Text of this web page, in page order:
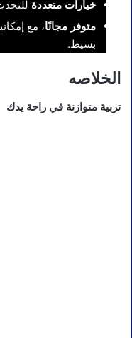
خيارات متعددة
متوفر مجانًا، مع
بسيط.
الخلاصه
تربية متوازنة في راحة يدك